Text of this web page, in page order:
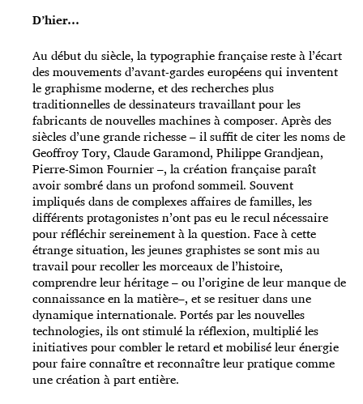
D’hier…
Au début du siècle, la typographie française reste à l’écart
des mouvements d’avant-gardes européens qui inventent
le graphisme moderne, et des recherches plus
traditionnelles de dessinateurs travaillant pour les
fabricants de nouvelles machines à composer. Après des
siècles d’une grande richesse – il suffit de citer les noms de
Geoffroy Tory, Claude Garamond, Philippe Grandjean,
Pierre-Simon Fournier –, la création française paraît
avoir sombré dans un profond sommeil. Souvent
impliqués dans de complexes affaires de familles, les
différents protagonistes n’ont pas eu le recul nécessaire
pour réfléchir sereinement à la question. Face à cette
étrange situation, les jeunes graphistes se sont mis au
travail pour recoller les morceaux de l’histoire,
comprendre leur héritage – ou l’origine de leur manque de
connaissance en la matière–, et se resituer dans une
dynamique internationale. Portés par les nouvelles
technologies, ils ont stimulé la réflexion, multiplié les
initiatives pour combler le retard et mobilisé leur énergie
pour faire connaître et reconnaître leur pratique comme
une création à part entière.